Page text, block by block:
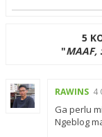
5
"MAAF,
RAWINS 4
Ga perlu
Ngeblog